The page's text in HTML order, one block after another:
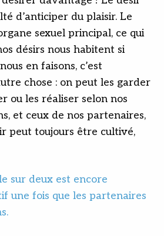
d’anticiper du plaisir. Le
sexuel principal, ce qui
désirs nous habitent si
en faisons, c’est
chose : on peut les garder
ou les réaliser selon nos
et ceux de nos partenaires,
peut toujours être cultivé,
sur deux est encore
une fois que les partenaires